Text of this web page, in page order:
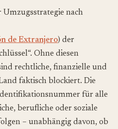
Umzugsstrategie nach
de Extranjero) der
Ohne diesen
rechtliche, finanzielle und
faktisch blockiert. Die
für alle
berufliche oder soziale
– unabhängig davon, ob